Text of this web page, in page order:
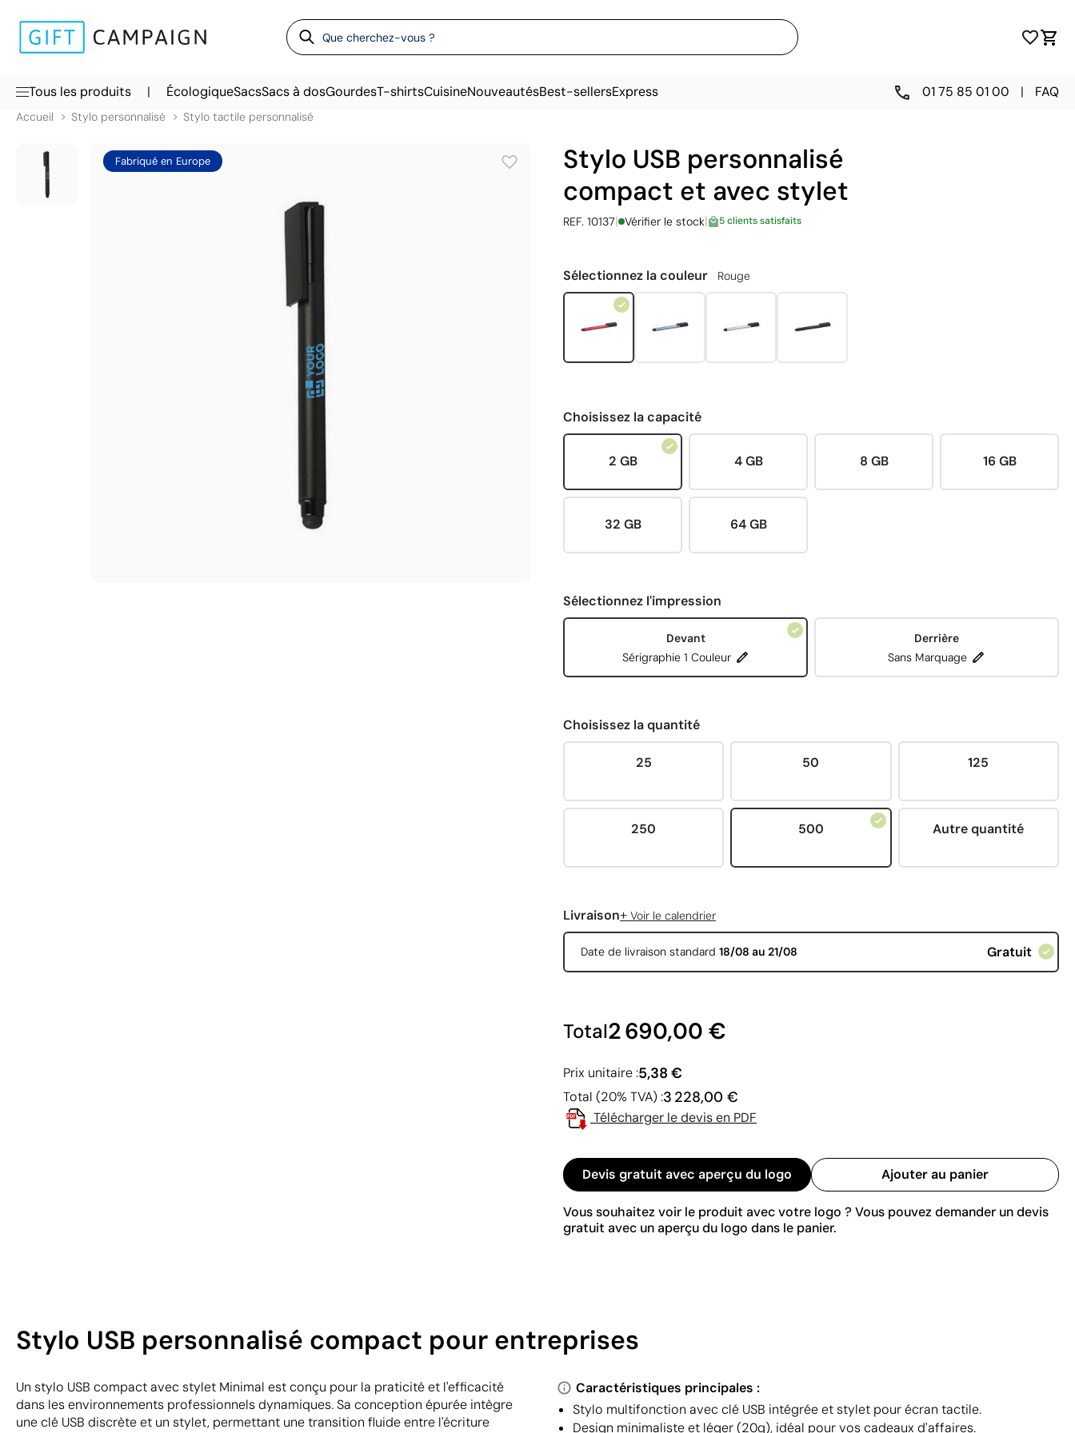
Tous les produits | ÉcologiqueSacsSacs à dosGourdesT-shirtsCuisineNouveautésBest-sellersExpress 01 75 85 01 00 | FAQ
Accueil Stylo personnalisé Stylo tactile personnalisé
Fabriqué en Europe
Stylo USB personnalisé
compact et avec stylet
REF. 10137| Vérifier le stock| 5 clients satisfaits
Sélectionnez la couleur Rouge
Choisissez la capacité
2 GB 4 GB 8 GB 16 GB
32 GB 64 GB
Sélectionnez l'impression
Devant
Sérigraphie 1 Couleur
Derrière
Sans Marquage
Choisissez la quantité
25 50 125
250 500 Autre quantité
Livraison+ Voir le calendrier
Date de livraison standard 18/08 au 21/08 Gratuit
Total2 690,00 €
Prix unitaire :5,38 €
Total (20% TVA) :3 228,00 €
Télécharger le devis en PDF
Devis gratuit avec aperçu du logo Ajouter au panier
Vous souhaitez voir le produit avec votre logo ? Vous pouvez demander un devis
gratuit avec un aperçu du logo dans le panier.
Stylo USB personnalisé compact pour entreprises
Un stylo USB compact avec stylet Minimal est conçu pour la praticité et l'efficacité
dans les environnements professionnels dynamiques. Sa conception épurée intègre
une clé USB discrète et un stylet, permettant une transition fluide entre l'écriture
Caractéristiques principales :
Stylo multifonction avec clé USB intégrée et stylet pour écran tactile.
Design minimaliste et léger (20g), idéal pour vos cadeaux d'affaires.